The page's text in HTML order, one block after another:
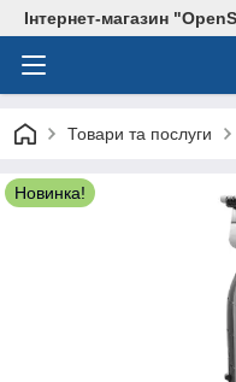
Інтернет-магазин
Товари та послуги
Новинка!